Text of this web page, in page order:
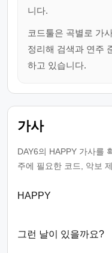
니다.
코드툴은 곡별로 가
정리해 검색과 연주
하고 있습니다.
가사
DAY6의 HAPPY 가사를
주에 필요한 코드, 악보
HAPPY
그런 날이 있을까요?